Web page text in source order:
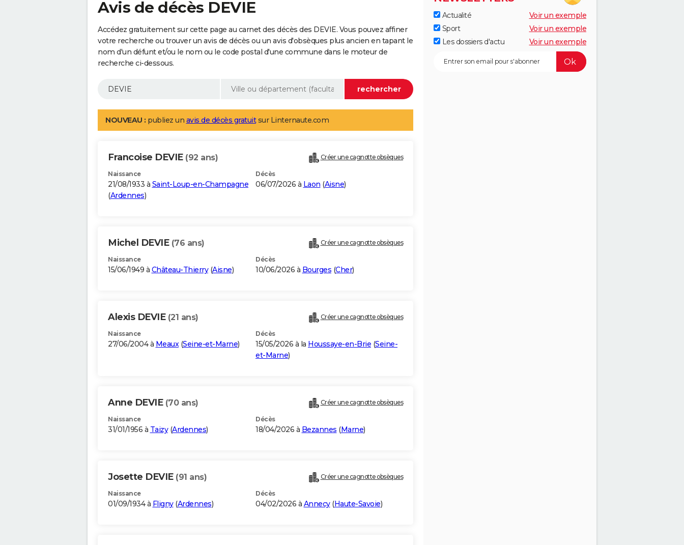
Avis de décès DEVIE
Accédez gratuitement sur cette page au carnet des décès des DEVIE. Vous pouvez affiner
votre recherche ou trouver un avis de décès ou un avis d'obsèques plus ancien en tapant le
nom d'un défunt et/ou le nom ou le code postal d'une commune dans le moteur de
recherche ci-dessous.
NOUVEAU : publiez un avis de décès gratuitsur Linternaute.com
Francoise DEVIE (92 ans) Créer une cagnotte obsèques
Naissance
21/08/1933 à Saint-Loup-en-Champagne
(Ardennes)
Décès
06/07/2026 à Laon (Aisne)
Michel DEVIE (76 ans) Créer une cagnotte obsèques
Naissance
15/06/1949 à Château-Thierry(Aisne)
Décès
10/06/2026 à Bourges (Cher)
Alexis DEVIE (21 ans) Créer une cagnotte obsèques
Naissance
27/06/2004 à Meaux(Seine-et-Marne)
Décès
15/05/2026 à la Houssaye-en-Brie (Seine-
et-Marne)
Anne DEVIE (70 ans) Créer une cagnotte obsèques
Naissance
31/01/1956 à Taizy(Ardennes)
Décès
18/04/2026 à Bezannes (Marne)
Josette DEVIE (91 ans) Créer une cagnotte obsèques
Naissance
01/09/1934 à Fligny(Ardennes)
Décès
04/02/2026 à Annecy(Haute-Savoie)
Actualité
Voir un exemple
Sport
Voir un exemple
Les dossiers d'actu
Voir un exemple